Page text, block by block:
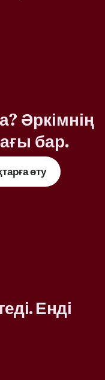
Әркімнің
бар.
өту
Енді